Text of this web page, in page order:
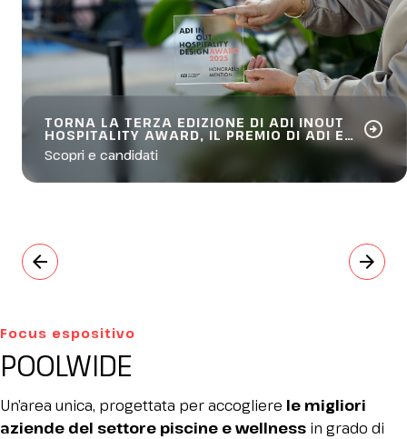
TORNA LA TERZA EDIZIONE DI ADI INOUT
HOSPITALITY AWARD, IL PREMIO DI ADI E
INOUT.
arrow_circle_right
Scopri e candidati
arrow_back arrow_forward
Focus espositivo
POOLWIDE
Un’area unica, progettata per accogliere le migliori
aziende del settore piscine e wellness in grado di